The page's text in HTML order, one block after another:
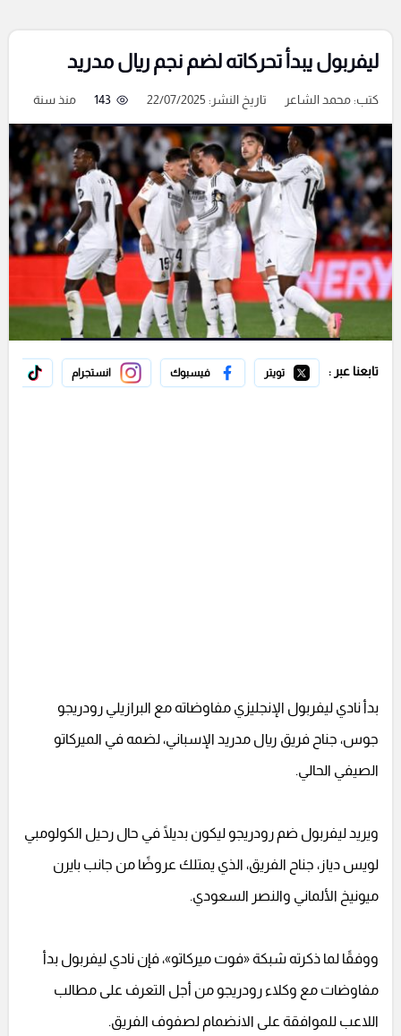
ليفربول يبدأ تحركاته لضم نجم ريال مدريد
كتب:محمد الشاعر تاريخ النشر: 22/07/2025 143 منذ سنة
تابعنا عبر : تويتر فيسبوك انستجرام
بدأ نادي ليفربول الإنجليزي مفاوضاته مع البرازيلي رودريجو
جوس، جناح فريق ريال مدريد الإسباني، لضمه في الميركاتو
الصيفي الحالي.
ويريد ليفربول ضم رودريجو ليكون بديلًا في حال رحيل الكولومبي
لويس دياز، جناح الفريق، الذي يمتلك عروضًا من جانب بايرن
ميونيخ الألماني والنصر السعودي.
ووفقًا لما ذكرته شبكة «فوت ميركاتو»، فإن نادي ليفربول بدأ
مفاوضات مع وكلاء رودريجو من أجل التعرف على مطالب
اللاعب للموافقة على الانضمام لصفوف الفريق.